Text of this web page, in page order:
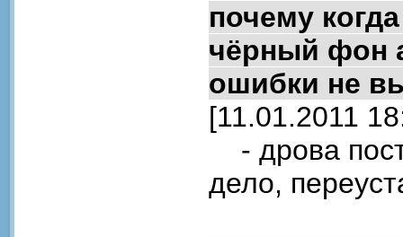
почему
чёрный фон
ошибки не
[11.01.2011
- дрова
дело,